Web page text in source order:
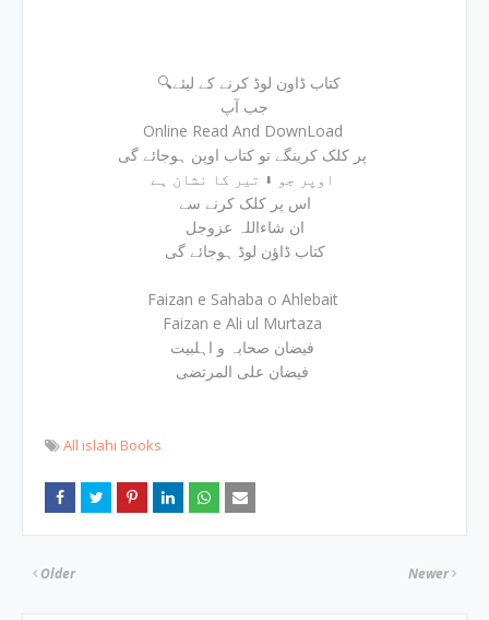
🔍کتاب ڈاون لوڈ کرنے کے لیئے
جب آپ
Online Read And DownLoad
اس پر کلک کرنے سے
ان شاءاللہ عزوجل
کتاب ڈاؤن لوڈ ہوجائے گی
Faizan e Sahaba o Ahlebait
Faizan e Ali ul Murtaza
All islahi Books
Newer
Older